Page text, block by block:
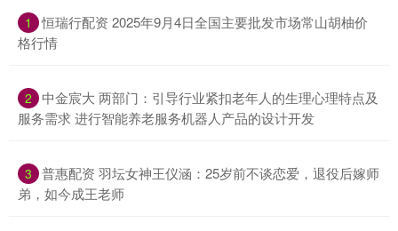
1
​恒瑞行配资 2025年9月4日全国主要批发市场常山胡柚价
格行情
2 ​中金宸大 两部门：引导行业紧扣老年人的生理心理特点及
服务需求 进行智能养老服务机器人产品的设计开发
3 ​普惠配资 羽坛女神王仪涵：25岁前不谈恋爱，退役后嫁师
弟，如今成王老师